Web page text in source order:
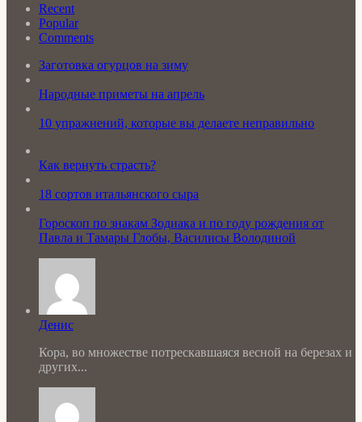
Recent
Popular
Comments
Заготовка огурцов на зиму
Народные приметы на апрель
10 упражнений, которые вы делаете неправильно
Как вернуть страсть?
18 сортов итальянского сыра
Гороскоп по знакам Зодиака и по году рождения от
Павла и Тамары Глобы, Василисы Володиной
Денис
Кора, во множестве потрескавшаяся весной на березах и
других...